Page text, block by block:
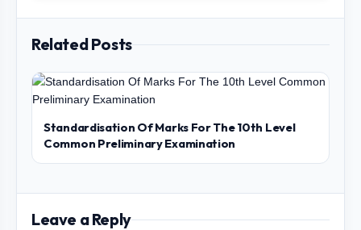
Related Posts
Standardisation Of Marks For The 10th Level
Common Preliminary Examination
Leave a Reply